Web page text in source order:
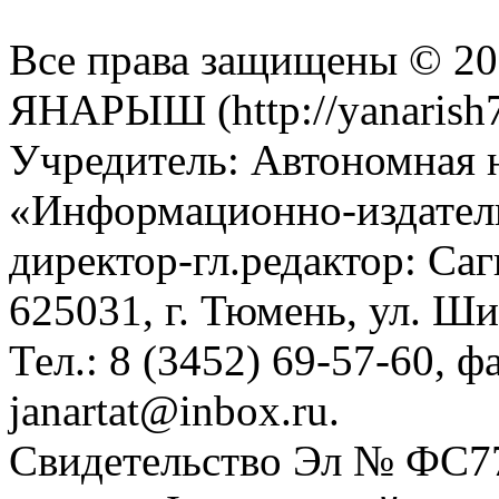
Все права защищены ©
ЯНАРЫШ (http://
Учредитель: Автономная
«Информационно-
директор-гл.редактор:
625031, г. Тюмень, ул.
Тел.: 8 (3452) 69-57-60,
janartat@inbox.ru.
Свидетельство Эл №